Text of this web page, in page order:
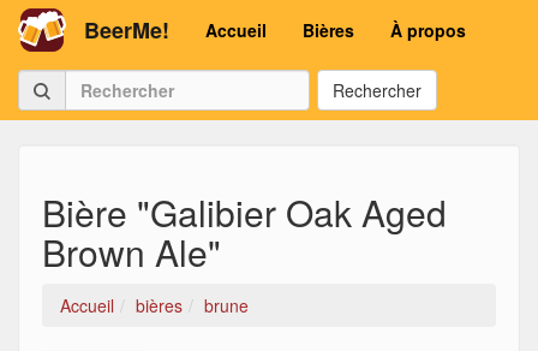
BeerMe! Accueil Bières À propos
Rechercher
Bière "Galibier Oak Aged
Brown Ale"
Accueil bières brune